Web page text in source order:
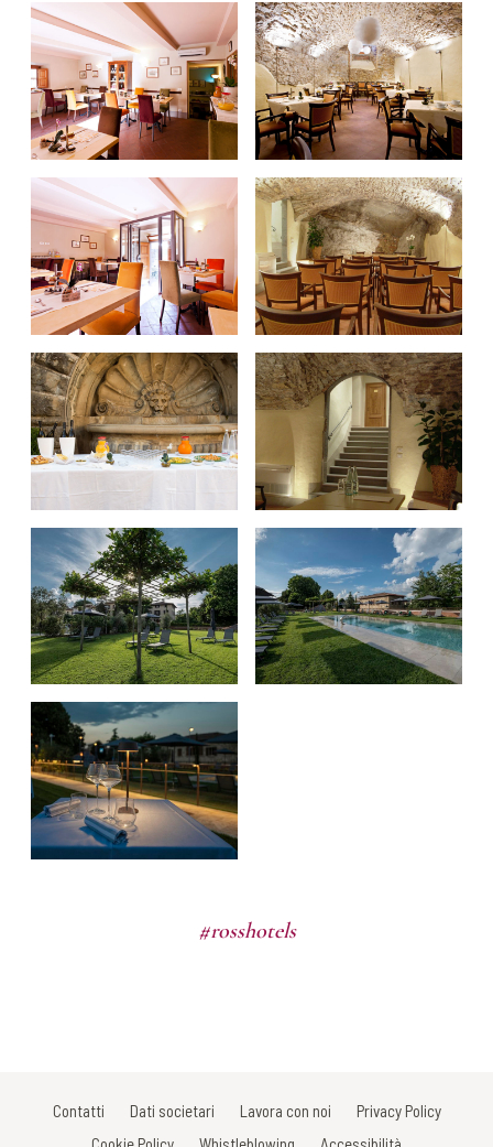
#rosshotels
Contatti Dati societari Lavora con noi
Privacy Policy